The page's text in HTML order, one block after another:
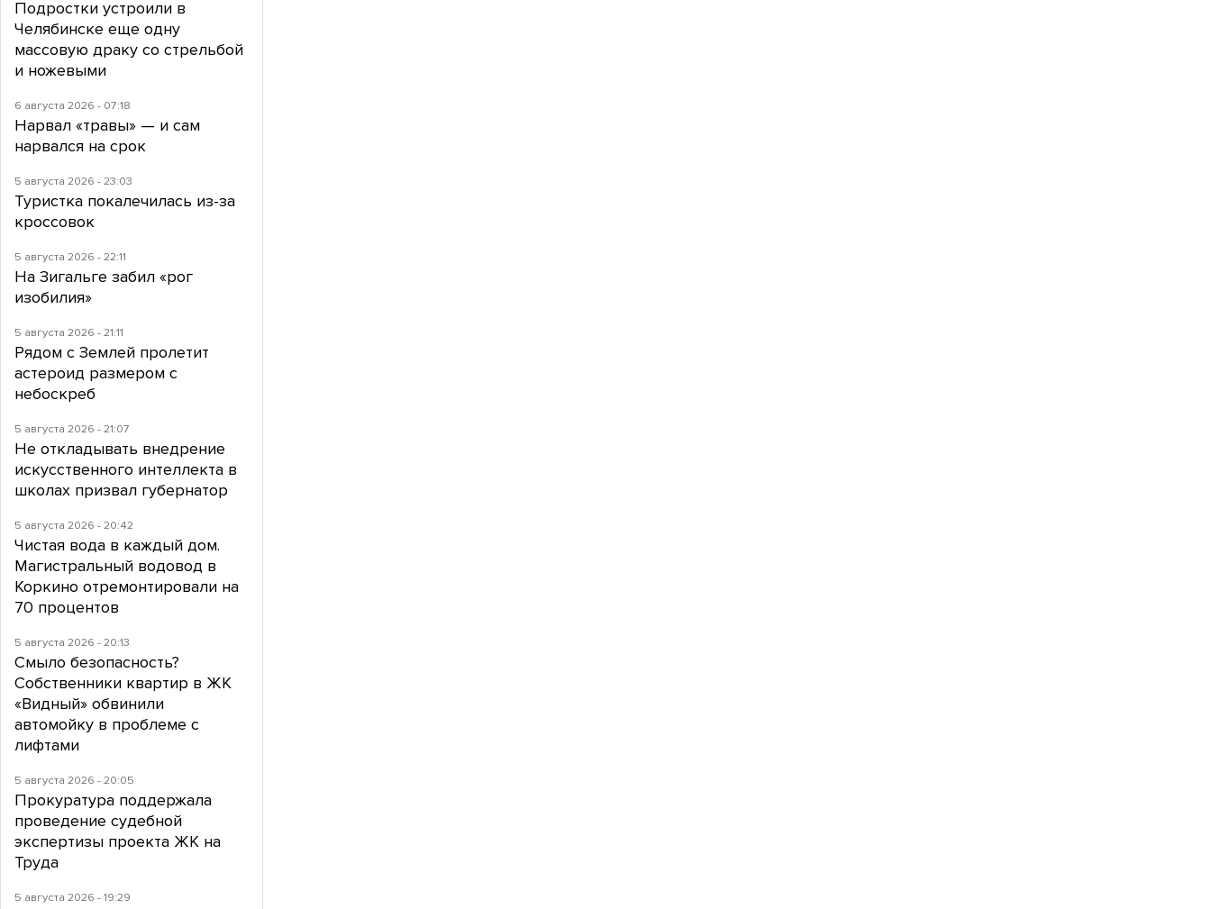
Подростки устроили в
Челябинске еще одну
массовую драку со стрельбой
и ножевыми
6 августа 2026 - 07:18
Нарвал «травы» — и сам
нарвался на срок
5 августа 2026 - 23:03
Туристка покалечилась из-за
кроссовок
5 августа 2026 - 22:11
На Зигальге забил «рог
изобилия»
5 августа 2026 - 21:11
Рядом с Землей пролетит
астероид размером с
небоскреб
5 августа 2026 - 21:07
Не откладывать внедрение
искусственного интеллекта в
школах призвал губернатор
5 августа 2026 - 20:42
Чистая вода в каждый дом.
Магистральный водовод в
Коркино отремонтировали на
70 процентов
5 августа 2026 - 20:13
Смыло безопасность?
Собственники квартир в ЖК
«Видный» обвинили
автомойку в проблеме с
лифтами
5 августа 2026 - 20:05
Прокуратура поддержала
проведение судебной
экспертизы проекта ЖК на
Труда
5 августа 2026 - 19:29